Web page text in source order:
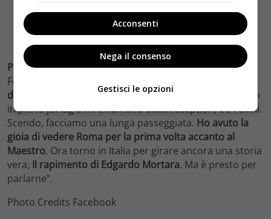
Poi una chicca,durante l’intervista Spielberg parla di
Federico Fellini: “L’ho scoperto ventenne, con
degli spiriti.
Nel ’72 venni a Roma per la prima volta. Ero
in pieno jet lag e mi chiamano dalla reception, c’è Fellini.
Scendo, facciamo una lunga passeggiata. Ho avuto la
gioia di vedere Roma per la prima volta accanto al
Maestro. Ora torno in Italia per girare ancora una storia
vera, Il rapimento di Edgardo Mortara. Ma è presto per
parlarne”.
Photo Credits Facebook
Acconsenti
Nega il consenso
Gestisci le opzioni